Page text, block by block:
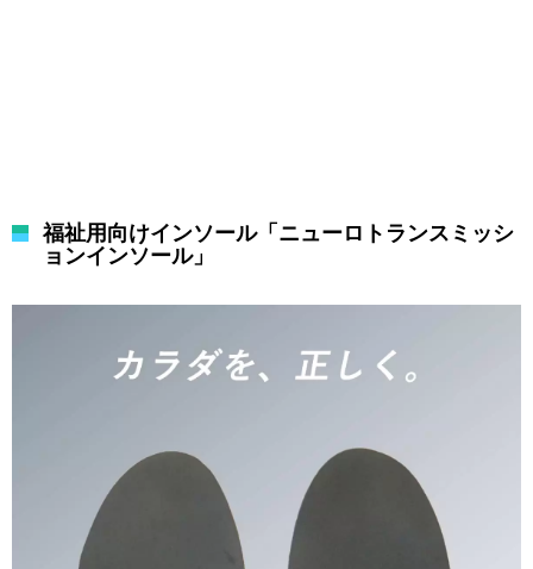
福祉用向けインソール「ニューロトランスミッシ
ョンインソール」